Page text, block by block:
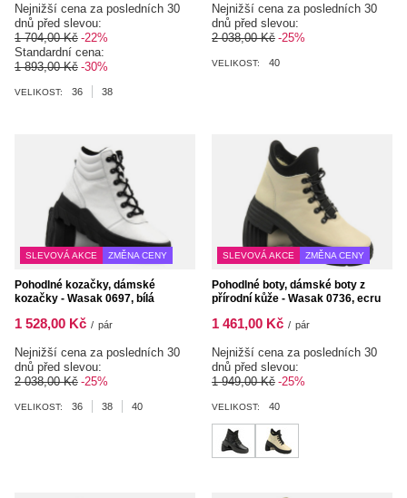
Nejnižší cena za posledních 30
dnů před slevou:
1 704,00 Kč -22%
Standardní cena:
1 893,00 Kč -30%
VELIKOST: 36 38
Nejnižší cena za posledních 30
dnů před slevou:
2 038,00 Kč -25%
VELIKOST: 40
SLEVOVÁ AKCE ZMĚNA CENY
Pohodlné kozačky, dámské
kozačky - Wasak 0697, bílá
1 528,00 Kč / pár
Nejnižší cena za posledních 30
dnů před slevou:
2 038,00 Kč -25%
VELIKOST: 36 38 40
SLEVOVÁ AKCE ZMĚNA CENY
Pohodlné boty, dámské boty z
přírodní kůže - Wasak 0736, ecru
1 461,00 Kč / pár
Nejnižší cena za posledních 30
dnů před slevou:
1 949,00 Kč -25%
VELIKOST: 40